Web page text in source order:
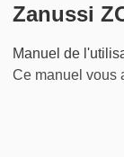
Zanussi
Manuel de
Ce manuel vous